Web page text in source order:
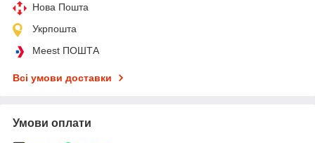
Нова Пошта
Укрпошта
Meest ПОШТА
Всі умови доставки
Умови оплати